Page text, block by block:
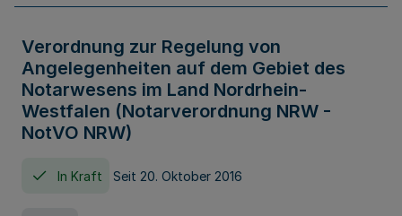
Verordnung zur Regelung von
Angelegenheiten auf dem Gebiet des
Notarwesens im Land Nordrhein-
Westfalen (Notarverordnung NRW -
NotVO NRW)
In Kraft Seit 20. Oktober 2016